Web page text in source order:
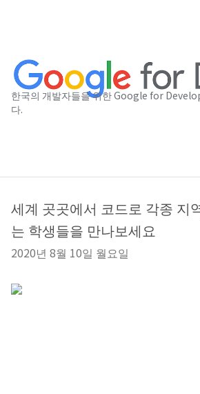
한국의 개발자들을 위한 Google for
다.
세계 곳곳에서 코드로 각종 지
는 학생들을 만나보세요
2020년 8월 10일 월요일